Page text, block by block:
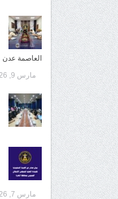
العاصمة عدن
مارس 9, 2026
مارس 7, 2026